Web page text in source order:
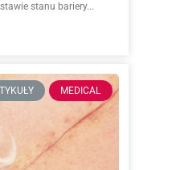
stanu bariery...
MEDICAL